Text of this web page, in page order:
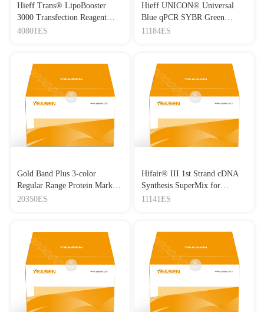
Hieff Trans® LipoBooster
3000 Transfection Reagent
Lipo3000转染试剂
40801ES
Hieff UNICON® Universal
Blue qPCR SYBR Green
Master Mix
11184ES
Gold Band Plus 3-color
Regular Range Protein Marker
(8-180 kDa) 三色预染蛋白质
20350ES
Hifair® III 1st Strand cDNA
Synthesis SuperMix for
qPCR(gDNA digester plus)
11141ES